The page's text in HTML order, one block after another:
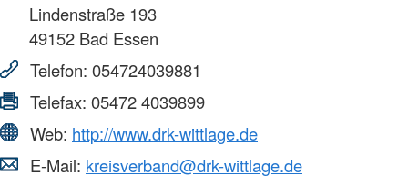
Lindenstraße 193
49152 Bad Essen
Telefon: 054724039881
Telefax: 05472 4039899
Web: http://www.drk-wittlage.de
E-Mail: kreisverband@drk-wittlage.de